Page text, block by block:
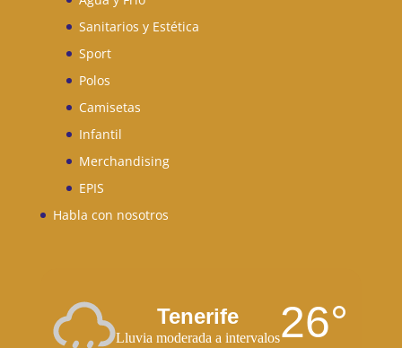
Sanitarios y Estética
Sport
Polos
Camisetas
Infantil
Merchandising
EPIS
Habla con nosotros
Tenerife
Lluvia moderada a intervalos26°